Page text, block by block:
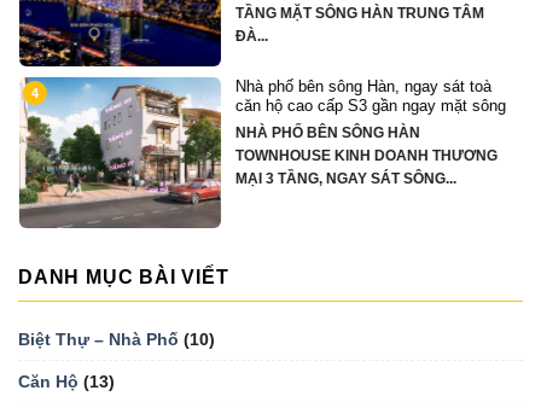
TẦNG MẶT SÔNG HÀN TRUNG TÂM
ĐÀ...
4
Nhà phố bên sông Hàn, ngay sát toà
căn hộ cao cấp S3 gần ngay mặt sông
NHÀ PHỐ BÊN SÔNG HÀN
TOWNHOUSE KINH DOANH THƯƠNG
MẠI 3 TẦNG, NGAY SÁT SÔNG...
DANH MỤC BÀI VIẾT
Biệt Thự – Nhà Phố (10)
Căn Hộ (13)